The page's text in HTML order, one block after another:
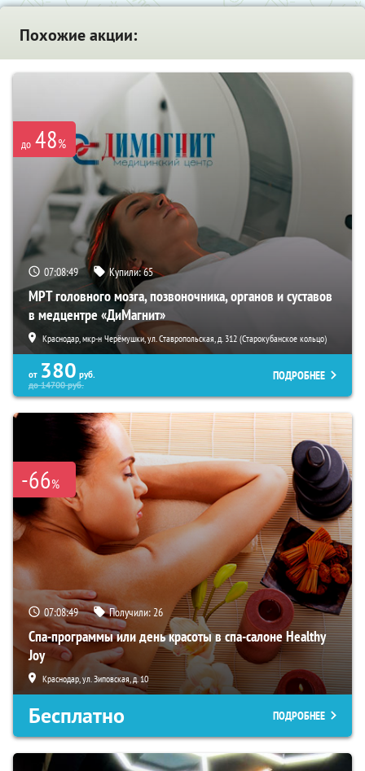
Похожие акции:
до 48%
07:08:48 Купили:65
МРТ головного мозга, позвоночника, органов и суставов
в медцентре «ДиМагнит»
Краснодар, мкр-н Черёмушки, ул. Ставропольская, д. 312 (Старокубанское кольцо)
от 380 руб.
до14700руб.
ПОДРОБНЕЕ
-66%
07:08:48 Получили:26
Спа-программы или день красоты в спа-салоне Healthy
Joy
Краснодар, ул. Зиповская, д. 10
Бесплатно ПОДРОБНЕЕ